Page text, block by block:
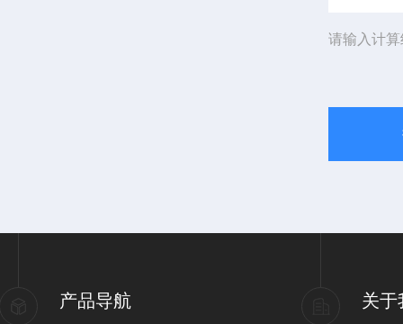
请输入计
产品导航 关于